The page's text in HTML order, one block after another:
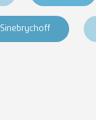
Sinebrychoff